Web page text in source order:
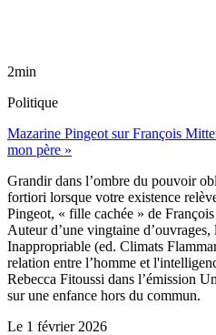
2min
Politique
Mazarine Pingeot sur François
mon père »
Grandir dans l’ombre du pouvoir
fortiori lorsque votre existence
Pingeot, « fille cachée » de
Auteur d’une vingtaine
Inappropriable (ed. Climats
relation entre l’homme et
Rebecca Fitoussi dans l’émission
sur une enfance hors du commun.
Le 1 février 2026